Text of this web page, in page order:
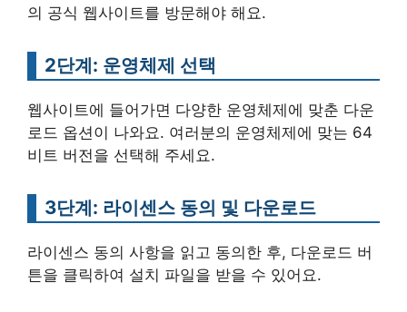
의 공식 웹사이트를 방문해야 해요.
2단계: 운영체제 선택
웹사이트에 들어가면 다양한 운영체제에 맞춘 다운
로드 옵션이 나와요. 여러분의 운영체제에 맞는 64
비트 버전을 선택해 주세요.
3단계: 라이센스 동의 및 다운로드
라이센스 동의 사항을 읽고 동의한 후, 다운로드 버
튼을 클릭하여 설치 파일을 받을 수 있어요.